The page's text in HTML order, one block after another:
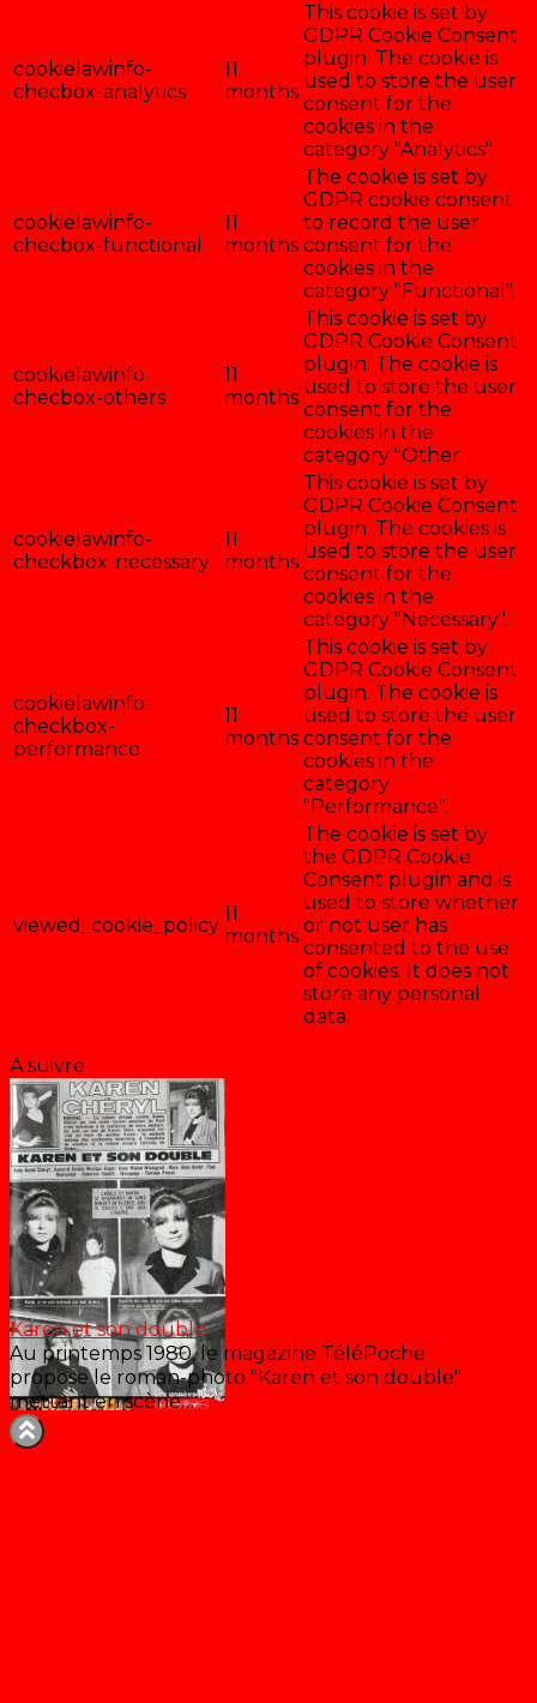
cookielawinfo-
checbox-analytics
11
months
This cookie is set by
GDPR Cookie Consent
plugin. The cookie is
used to store the user
consent for the
cookies in the
category "Analytics".
cookielawinfo-
checbox-functional
11
months
The cookie is set by
GDPR cookie consent
to record the user
consent for the
cookies in the
category "Functional".
cookielawinfo-
checbox-others
11
months
This cookie is set by
GDPR Cookie Consent
plugin. The cookie is
used to store the user
consent for the
cookies in the
category "Other.
cookielawinfo-
checkbox-necessary
11
months
This cookie is set by
GDPR Cookie Consent
plugin. The cookies is
used to store the user
consent for the
cookies in the
category "Necessary".
cookielawinfo-
checkbox-
performance
11
months
This cookie is set by
GDPR Cookie Consent
plugin. The cookie is
used to store the user
consent for the
cookies in the
category
"Performance".
viewed_cookie_policy
11
months
The cookie is set by
the GDPR Cookie
Consent plugin and is
used to store whether
or not user has
consented to the use
of cookies. It does not
store any personal
data.
A suivre
Karen et son double
Au printemps 1980, le magazine TéléPoche
propose le roman-photo "Karen et son double"
mettant en scène…